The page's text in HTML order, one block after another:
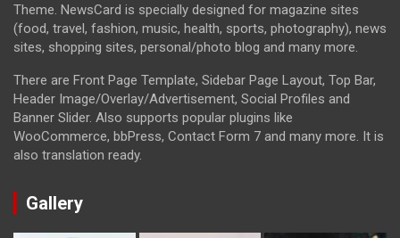
Theme. NewsCard is specially designed for magazine sites
(food, travel, fashion, music, health, sports, photography), news
sites, shopping sites, personal/photo blog and many more.
There are Front Page Template, Sidebar Page Layout, Top Bar,
Header Image/Overlay/Advertisement, Social Profiles and
Banner Slider. Also supports popular plugins like
WooCommerce, bbPress, Contact Form 7 and many more. It is
also translation ready.
Gallery